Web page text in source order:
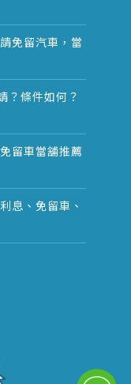
免留汽車，當
？條件如何？
留車當舖推薦
息、免留車、